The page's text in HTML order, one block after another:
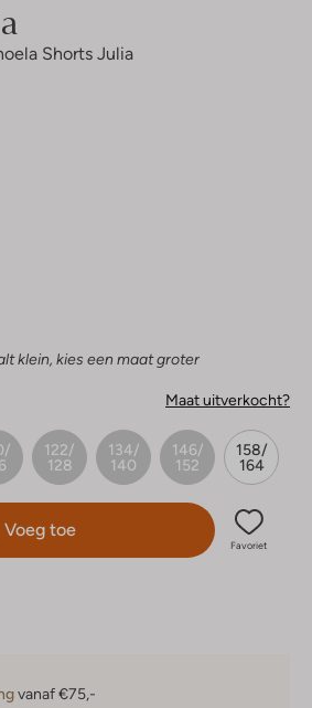
Shorts Julia
klein, kies een maat groter
Maat uitverkocht?
122/
128
134/
140
146/
152
158/
164
Voeg toe
Favoriet
vanaf €75,-